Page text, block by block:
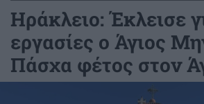
Ηράκλειο: Έκλεισε
εργασίες ο Άγιος
Πάσχα φέτος στον